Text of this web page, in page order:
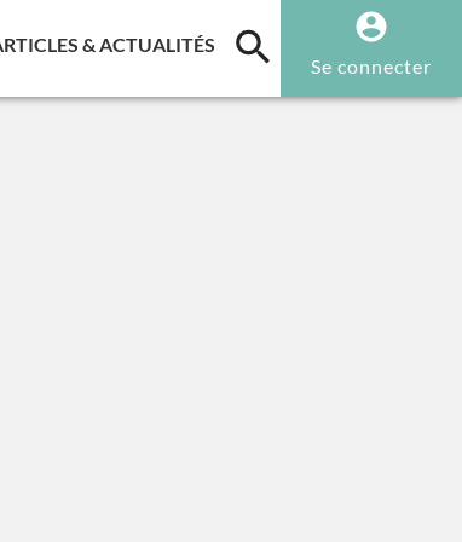
& ACTUALITÉS (CURRENT)
Se connecter